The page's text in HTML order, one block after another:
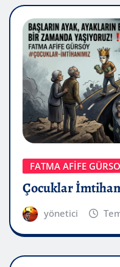
FATMA AFİFE
Çocuklar
yönetici